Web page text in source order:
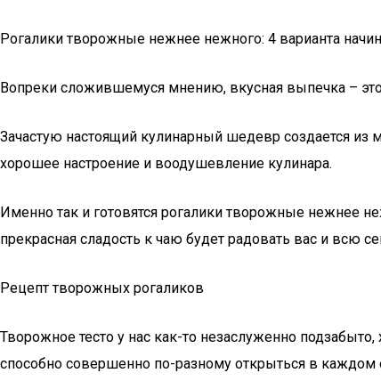
Рогалики творожные нежнее нежного: 4 варианта
Вопреки сложившемуся мнению, вкусная выпечка –
Зачастую настоящий кулинарный шедевр создается
хорошее настроение и воодушевление кулинара.
Именно так и готовятся рогалики творожные нежнее
прекрасная сладость к чаю будет радовать вас и всю
Рецепт творожных рогаликов
Творожное тесто у нас как-то незаслуженно
способно совершенно по-разному открыться в